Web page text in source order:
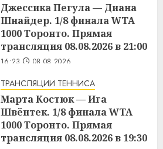
Джессика Пегула — Диана
Шнайдер. 1/8 финала WTA
1000 Торонто. Прямая
трансляция 08.08.2026 в 21:00
16:23 08.08.2026
ТРАНСЛЯЦИИ ТЕННИСА
Марта Костюк — Ига
Швёнтек. 1/8 финала WTA
1000 Торонто. Прямая
трансляция 08.08.2026 в 19:30